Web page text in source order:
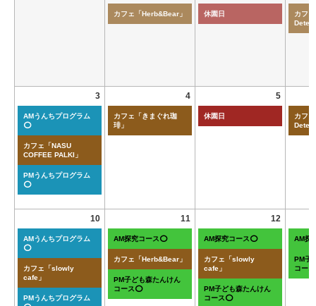
カフェ「Herb&Bear」 休園日
カフ
3
AMうんちプログラム
⭕
カフェ「NASU
COFFEE PALKI」
PMうんちプログラム
⭕
4
カフェ「きまぐれ珈
琲」
5
休園日
カフ
10
AMうんちプログラム
⭕
カフェ「slowly
cafe」
PMうんちプログラム
11
AM探究コース⭕
カフェ「Herb&Bear」
PM子ども森たんけん
コース⭕
12
AM探究コース⭕
カフェ「slowly
cafe」
PM子ども森たんけん
コース⭕
AM探
PM子
コー